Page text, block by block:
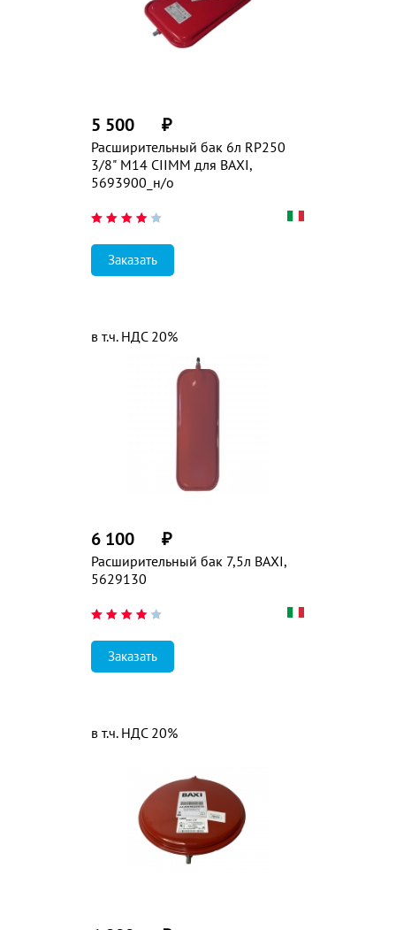
Расширительный бак 6л RP250
3/8" M14 CIIMM для BAXI,
5693900_н/о
5 500 ₽
Заказать
Расширительный бак 7,5л BAXI,
5629130
6 100 ₽
в т.ч. НДС 20%
Заказать
в т.ч. НДС 20%